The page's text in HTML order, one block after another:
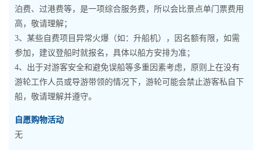
泊费、过港费等，是一项综合服务费，所以会比景点单门票费用
高，敬请理解；
3、某些自费项目异常火爆（如：升船机），因名额有限，如需
参加，建议登船时就报名，具体以船方安排为准；
4、出于对游客安全和避免误船等多重因素考虑，原则上在没有
游轮工作人员或导游带领的情况下，游轮可能会禁止游客私自下
船，敬请理解并遵守。
自愿购物活动
无